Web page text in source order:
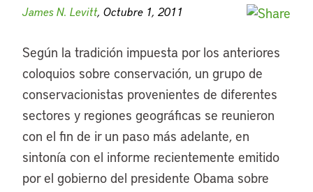
James N. Levitt, Octubre 1, 2011
Según la tradición impuesta por los anteriores
coloquios sobre conservación, un grupo de
conservacionistas provenientes de diferentes
sectores y regiones geográficas se reunieron
con el fin de ir un paso más adelante, en
sintonía con el informe recientemente emitido
por el gobierno del presidente Obama sobre